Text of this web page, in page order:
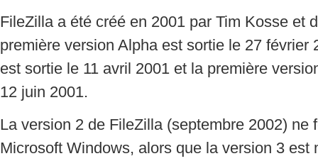
FileZilla a été créé en 2001 par Tim Kosse et
première version Alpha est sortie le 27 février
est sortie le 11 avril 2001 et la première
12 juin 2001.
La version 2 de FileZilla (septembre 2002) ne
Microsoft Windows, alors que la version 3 est